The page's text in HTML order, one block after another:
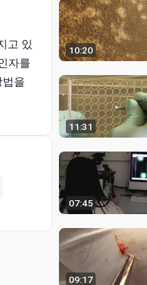
고 있
자를
을
10:20
11:31
07:45
09:17